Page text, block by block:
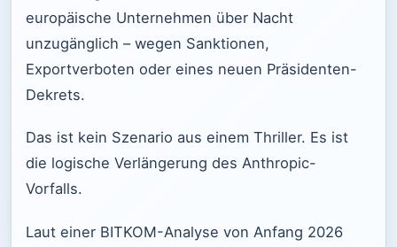
europäische Unternehmen über Nacht
unzugänglich – wegen Sanktionen,
Exportverboten oder eines neuen Präsidenten-
Dekrets.
Das ist kein Szenario aus einem Thriller. Es ist
die logische Verlängerung des Anthropic-
Vorfalls.
Laut einer BITKOM-Analyse von Anfang 2026